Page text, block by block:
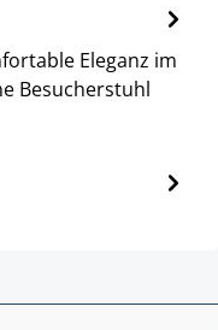
Eleganz im
Besucherstuhl